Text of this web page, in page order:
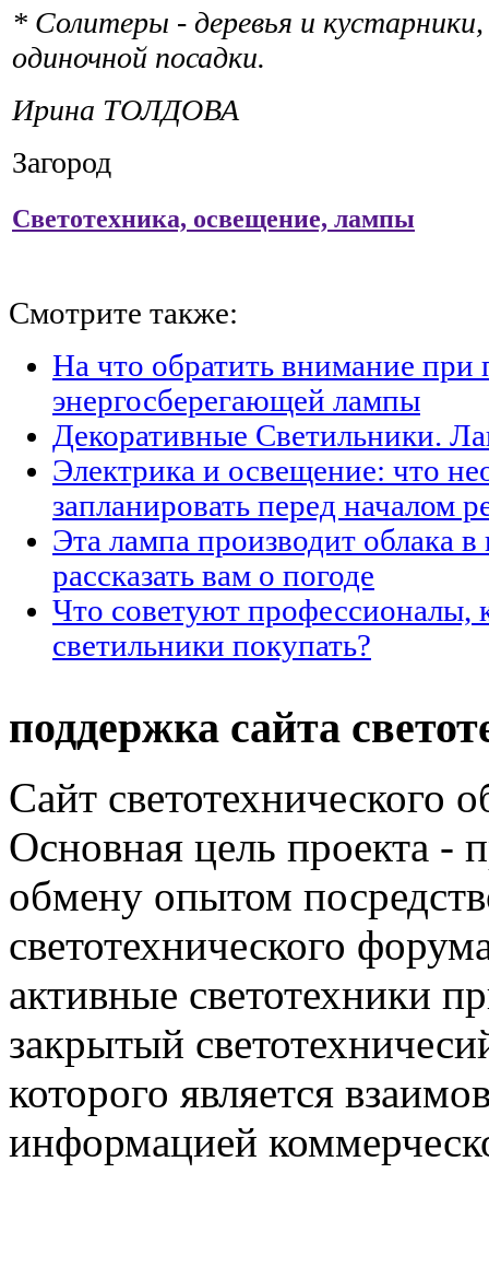
* Солитеры - деревья и кустарники,
одиночной посадки.
Ирина ТОЛДОВА
Загород
Светотехника, освещение, лампы
Смотрите также:
На что обратить внимание при
энергосберегающей лампы
Декоративные Светильники.
Электрика и освещение: что
запланировать перед началом
Эта лампа производит облака
рассказать вам о погоде
Что советуют профессионалы,
светильники покупать?
поддержка сайта
Сайт светотехнического
Основная цель проекта -
обмену опытом
светотехнического
активные светотехники
закрытый
которого является
информацией